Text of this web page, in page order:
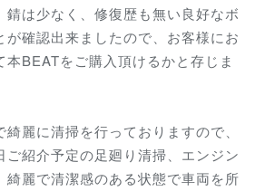
錆は少なく、修復歴も無い良好なボ
が確認出来ましたので、お客様にお
BEATをご購入頂けるかと存じま
麗に清掃を行っておりますので、
ご紹介予定の足廻り清掃、エンジン
綺麗で清潔感のある状態で車両を所